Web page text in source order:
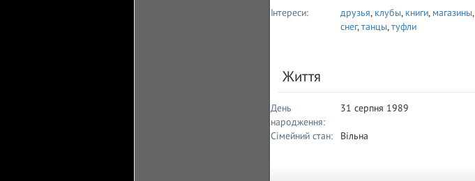
Інтереси: друзья, клубы, книги, магазины,
снег,танцы,туфли
Життя
День
народження:
31 серпня 1989
Сімейний стан: Вільна